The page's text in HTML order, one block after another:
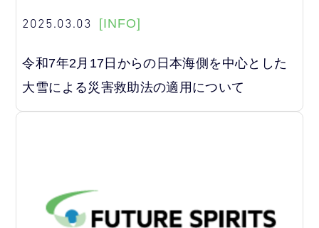
2025.03.03 [INFO]
令和7年2月17日からの日本海側を中心とした
大雪による災害救助法の適用について